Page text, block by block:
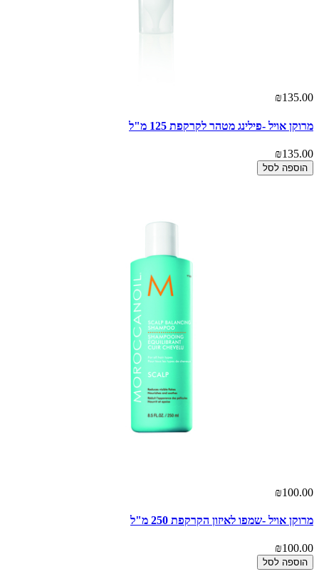
₪135.00
מרוקן אויל -פילינג מטהר לקרקפת 125 מ"ל
₪135.00
הוספה לסל
₪100.00
מרוקן אויל -שמפו לאיזון הקרקפת 250 מ"ל
₪100.00
הוספה לסל